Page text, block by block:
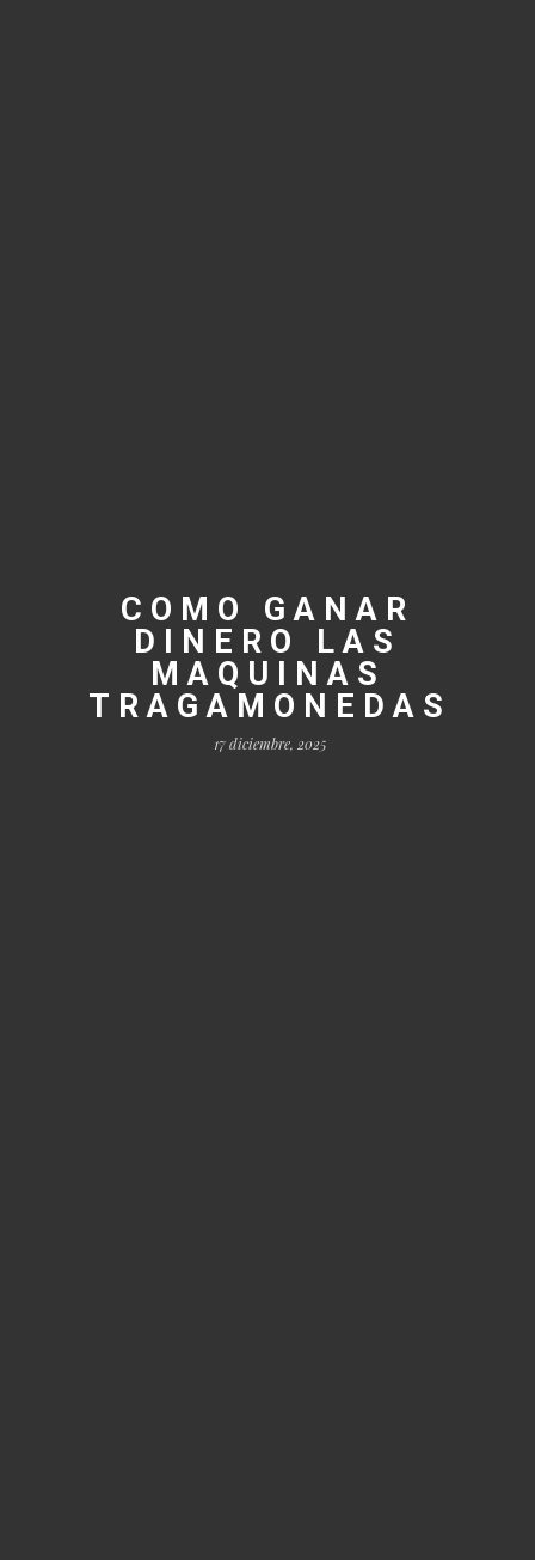
COMO GANAR
DINERO LAS
MAQUINAS
TRAGAMONEDAS
17 diciembre, 2025